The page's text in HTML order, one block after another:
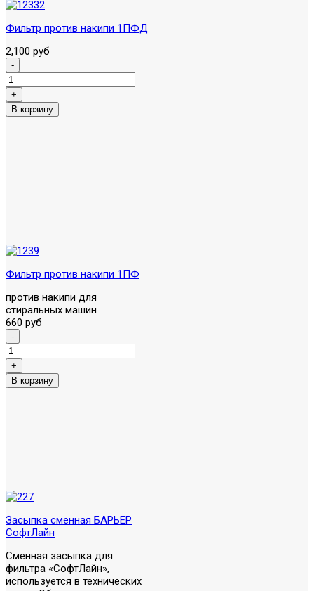
Фильтр против накипи 1ПФД
2,100 руб
Фильтр против накипи 1ПФ
против накипи для
стиральных машин
660 руб
Засыпка сменная БАРЬЕР
СофтЛайн
Сменная засыпка для
фильтра «СофтЛайн»,
используется в технических